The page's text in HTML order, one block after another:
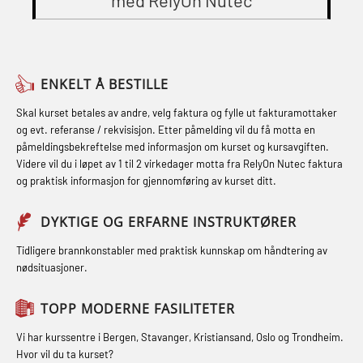
Skuldermåling (OBS125)
Fallsikring (FAR108)
Førstehjelp – repetisjon (OFA102)
Førstehjelp grunnkurs (OFABLE101)
GOC sertifikat grunnleggende
GOC sertifikat repetisjon (GMDSS)
(MRC102)
oljearbeidere (OBS1055)
GWO: BST – Offshore (Blended with
STCW Oppdatering videregående
(MBSBLE021)
STCW kombi oppdatering offiserer
og med.behandling (MBS134)
STCW Kombi Oppdatering Offiserer
og Medisinsk Behandling med
Webinar (MBS1341)
STCW Oppdatering for offiserer 24 t
(MBS114)
STCW Medisinsk førstehjelp (MFA1081)
STCW Medisinsk førstehjelp
oppdatering (MBSBLE025)
Grunnkurs Røykdykking Industrivern
inkl. brannslukning (FSC121)
Hjertestarter brukerkurs (OFA107)
Røykdykking industrivern –
repetisjon (LFI105)
Sikkerhetskurs for ansatte på
oppdrettsanlegg (LBS100)
Ulykkesgransking – Webinar (LSP103)
(LFI100)
ENKELT Å BESTILLE
Skal kurset betales av andre, velg faktura og fylle ut fakturamottaker
og evt. referanse / rekvisisjon. Etter påmelding vil du få motta en
påmeldingsbekreftelse med informasjon om kurset og kursavgiften.
Videre vil du i løpet av 1 til 2 virkedager motta fra RelyOn Nutec faktura
og praktisk informasjon for gjennomføring av kurset ditt.
DYKTIGE OG ERFARNE INSTRUKTØRER
Tidligere brannkonstabler med praktisk kunnskap om håndtering av
nødsituasjoner.
TOPP MODERNE FASILITETER
Vi har kurssentre i Bergen, Stavanger, Kristiansand, Oslo og Trondheim.
Hvor vil du ta kurset?